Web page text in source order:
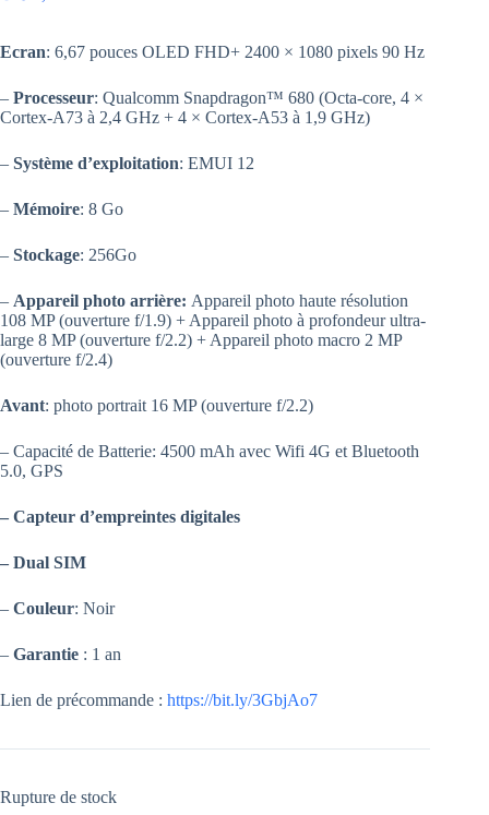
Ecran: 6,67 pouces OLED FHD+ 2400 × 1080 pixels 90 Hz
– Processeur: Qualcomm Snapdragon™ 680 (Octa-core, 4 ×
Cortex-A73 à 2,4 GHz + 4 × Cortex-A53 à 1,9 GHz)
– Système d’exploitation: EMUI 12
– Mémoire: 8 Go
– Stockage: 256Go
– Appareil photo arrière: Appareil photo haute résolution
108 MP (ouverture f/1.9) + Appareil photo à profondeur ultra-
large 8 MP (ouverture f/2.2) + Appareil photo macro 2 MP
(ouverture f/2.4)
Avant: photo portrait 16 MP (ouverture f/2.2)
– Capacité de Batterie: 4500 mAh avec Wifi 4G et Bluetooth
5.0, GPS
– Capteur d’empreintes digitales
– Dual SIM
– Couleur: Noir
– Garantie : 1 an
Lien de précommande : https://bit.ly/3GbjAo7
Rupture de stock